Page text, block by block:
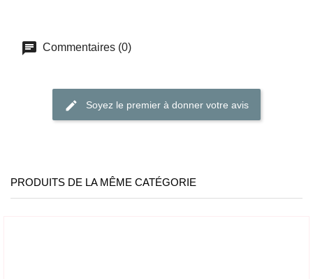
Commentaires (0)
Soyez le premier à donner votre avis
PRODUITS DE LA MÊME CATÉGORIE